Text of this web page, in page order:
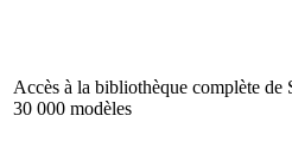
Accès à la bibliothèque complète de
30 000 modèles